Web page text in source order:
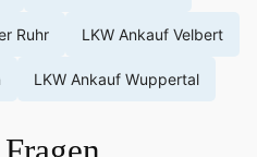
Ruhr LKW Ankauf Velbert
LKW Ankauf Wuppertal